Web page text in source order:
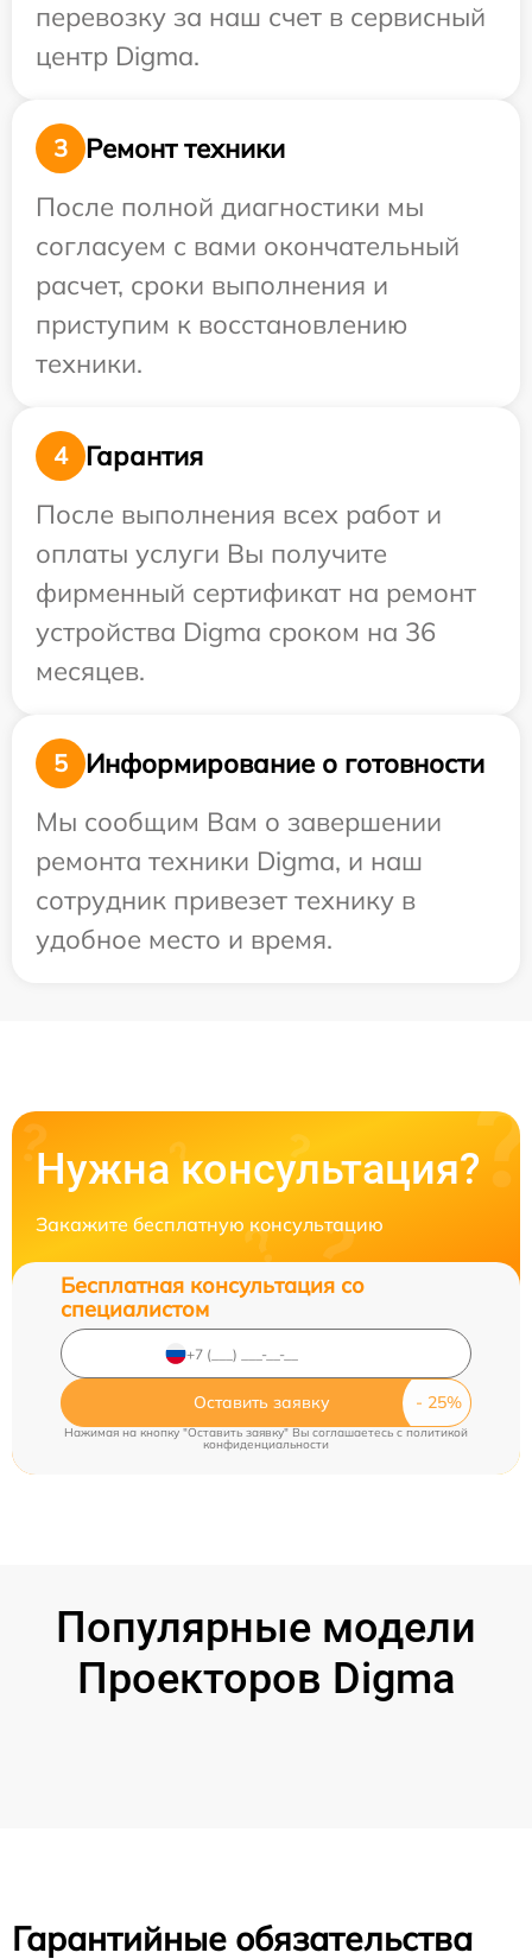
перевозку за наш счет в сервисный
центр Digma.
3
Ремонт техники
После полной диагностики мы
согласуем с вами окончательный
расчет, сроки выполнения и
приступим к восстановлению
техники.
4
Гарантия
После выполнения всех работ и
оплаты услуги Вы получите
фирменный сертификат на ремонт
устройства Digma сроком на 36
месяцев.
5
Информирование о готовности
Мы сообщим Вам о завершении
ремонта техники Digma, и наш
сотрудник привезет технику в
удобное место и время.
Нужна консультация?
Закажите бесплатную консультацию
Бесплатная консультация со
специалистом
Оставить заявку
Нажимая на кнопку "Оставить заявку" Вы соглашаетесь c политикой
конфиденциальности
Популярные модели
Проекторов Digma
Гарантийные обязательства